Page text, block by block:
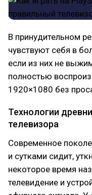
В принудительном
чувствуют себя в
если из них не
полностью
1920×1080 без
Технологии
телевизора
Современное
и сутками сидит,
некоторое время
телевидение и